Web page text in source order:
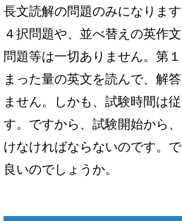
長文読解の問題のみになりま
４択問題や、並べ替えの英作
問題等は一切ありません。第
まった量の英文を読んで、解
ません。しかも、試験時間は
す。ですから、試験開始から
けなければならないのです。
良いのでしょうか。